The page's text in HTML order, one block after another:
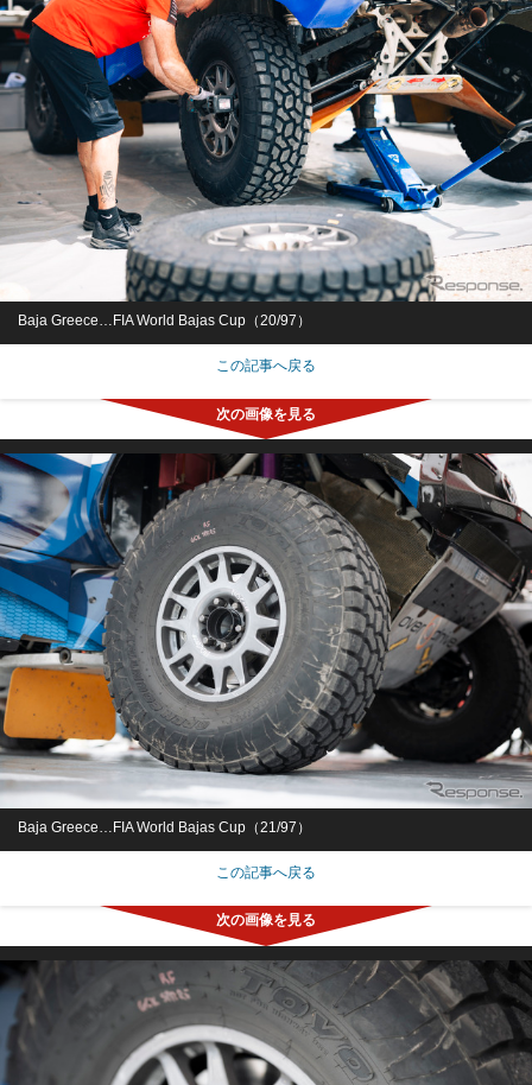
Baja Greece…FIA World Bajas Cup（20/97）
この記事へ戻る
Baja Greece…FIA World Bajas Cup（21/97）
この記事へ戻る